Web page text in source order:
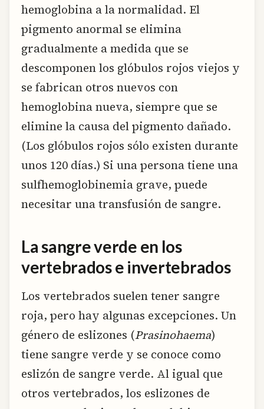
hemoglobina a la normalidad. El
pigmento anormal se elimina
gradualmente a medida que se
descomponen los glóbulos rojos viejos y
se fabrican otros nuevos con
hemoglobina nueva, siempre que se
elimine la causa del pigmento dañado.
(Los glóbulos rojos sólo existen durante
unos 120 días.) Si una persona tiene una
sulfhemoglobinemia grave, puede
necesitar una transfusión de sangre.
La sangre verde en los
vertebrados e invertebrados
Los vertebrados suelen tener sangre
roja, pero hay algunas excepciones. Un
género de eslizones (Prasinohaema)
tiene sangre verde y se conoce como
eslizón de sangre verde. Al igual que
otros vertebrados, los eslizones de